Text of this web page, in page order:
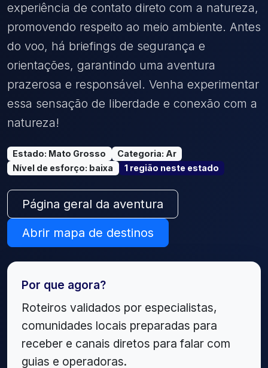
experiência de contato direto com a natureza,
promovendo respeito ao meio ambiente. Antes
do voo, há briefings de segurança e
orientações, garantindo uma aventura
prazerosa e responsável. Venha experimentar
essa sensação de liberdade e conexão com a
natureza!
Estado: Mato Grosso Categoria: Ar
Nível de esforço: baixa 1 região neste estado
Página geral da aventura
Abrir mapa de destinos
Por que agora?
Roteiros validados por especialistas,
comunidades locais preparadas para
receber e canais diretos para falar com
guias e operadoras.